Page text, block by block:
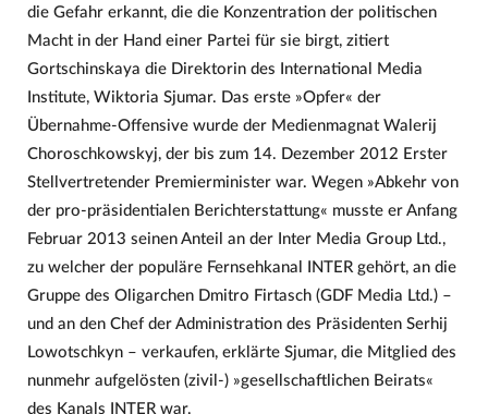
die Gefahr erkannt, die die Konzentration der politischen
Macht in der Hand einer Partei für sie birgt, zitiert
Gortschinskaya die Direktorin des International Media
Institute, Wiktoria Sjumar. Das erste »Opfer« der
Übernahme-Offensive wurde der Medienmagnat Walerij
Choroschkowskyj, der bis zum 14. Dezember 2012 Erster
Stellvertretender Premierminister war. Wegen »Abkehr von
der pro-präsidentialen Berichterstattung« musste er Anfang
Februar 2013 seinen Anteil an der Inter Media Group Ltd.,
zu welcher der populäre Fernsehkanal INTER gehört, an die
Gruppe des Oligarchen Dmitro Firtasch (GDF Media Ltd.) –
und an den Chef der Administration des Präsidenten Serhij
Lowotschkyn – verkaufen, erklärte Sjumar, die Mitglied des
nunmehr aufgelösten (zivil-) »gesellschaftlichen Beirats«
des Kanals INTER war.